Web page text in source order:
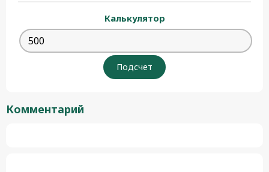
Калькулятор
Комментарий